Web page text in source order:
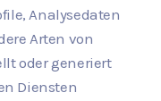
Analysedaten
Arten von
oder generiert
Diensten